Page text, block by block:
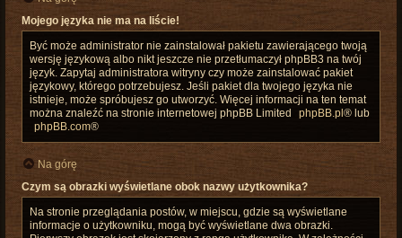
Mojego języka nie ma na liście!
Być może administrator nie zainstalował pakietu zawierającego twoją
wersję językową albo nikt jeszcze nie przetłumaczył phpBB3 na twój
język. Zapytaj administratora witryny czy może zainstalować pakiet
językowy, którego potrzebujesz. Jeśli pakiet dla twojego języka nie
istnieje, może spróbujesz go utworzyć. Więcej informacji na ten temat
można znaleźć na stronie internetowej phpBB Limited
phpBB.pl® lub
phpBB.com®
Na górę
Czym są obrazki wyświetlane obok nazwy użytkownika?
Na stronie przeglądania postów, w miejscu, gdzie są wyświetlane
informacje o użytkowniku, mogą być wyświetlane dwa obrazki.